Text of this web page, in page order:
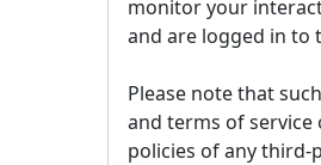
monitor your
and are logged in to
Please note that
and terms of service
policies of any